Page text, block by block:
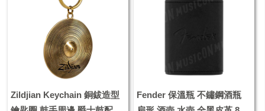
Zildjian Keychain 銅鈸造型
Fender 保溫瓶 不鏽鋼酒瓶